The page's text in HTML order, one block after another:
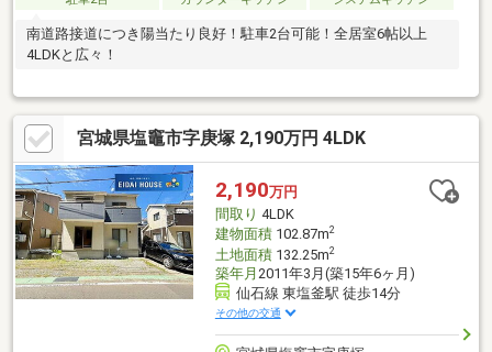
南道路接道につき陽当たり良好！駐車2台可能！全居室6帖以上
4LDKと広々！
宮城県塩竈市字庚塚 2,190万円 4LDK
2,190万円
間取り 4LDK
建物面積102.87m2
土地面積132.25m2
築年月 2011年3月(築15年6ヶ月)
仙石線 東塩釜駅 徒歩14分
その他の交通